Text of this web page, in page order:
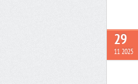
29
11 2025